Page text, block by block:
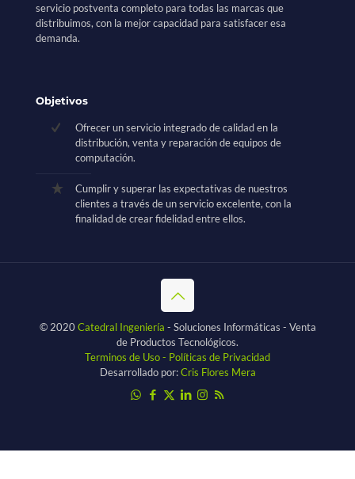
servicio postventa completo para todas las marcas que
distribuimos, con la mejor capacidad para satisfacer esa
demanda.
Objetivos
Ofrecer un servicio integrado de calidad en la
distribución, venta y reparación de equipos de
computación.
Cumplir y superar las expectativas de nuestros
clientes a través de un servicio excelente, con la
finalidad de crear fidelidad entre ellos.
© 2020 Catedral Ingeniería - Soluciones Informáticas - Venta
de Productos Tecnológicos.
Terminos de Uso - Políticas de Privacidad
Desarrollado por:Cris Flores Mera